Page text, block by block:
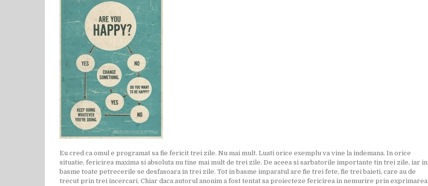
Eu cred ca omul e programat sa fie fericit trei zile. Nu mai mult. Luati orice exemplu va vine la indemana. In orice
situatie, fericirea maxima si absoluta nu tine mai mult de trei zile. De aceea si sarbatorile importante tin trei zile, iar in
basme toate petrecerile se desfasoara in trei zile. Tot in basme imparatul are fie trei fete, fie trei baieti, care au de
trecut prin trei incercari. Chiar daca autorul anonim a fost tentat sa proiecteze fericirea in nemurire prin exprimarea